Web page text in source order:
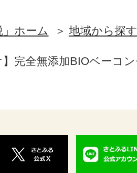
」ホーム
地域から探す
】完全無添加BIOベーコ